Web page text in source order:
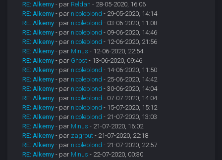
RE: Alkemy - par Reldan - 28-05-2020, 16:06
RE: Alkemy - par nicoleblond - 29-05-2020, 14:14
RE: Alkemy - par nicoleblond - 03-06-2020, 11:08
RE: Alkemy - par nicoleblond - 09-06-2020, 14:46
RE: Alkemy - par nicoleblond - 12-06-2020, 21:56
RE: Alkemy - par Minus - 12-06-2020, 22:54
RE: Alkemy - par Ghost - 13-06-2020, 09:46
RE: Alkemy - par nicoleblond - 14-06-2020, 11:50
RE: Alkemy - par nicoleblond - 25-06-2020, 14:42
RE: Alkemy - par nicoleblond - 30-06-2020, 14:04
RE: Alkemy - par nicoleblond - 07-07-2020, 14:04
RE: Alkemy - par nicoleblond - 15-07-2020, 15:12
RE: Alkemy - par nicoleblond - 21-07-2020, 13:03
RE: Alkemy - par Minus - 21-07-2020, 16:02
RE: Alkemy - par zagrout - 21-07-2020, 22:18
RE: Alkemy - par nicoleblond - 21-07-2020, 22:57
RE: Alkemy - par Minus - 22-07-2020, 00:30